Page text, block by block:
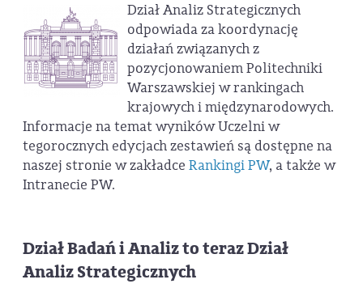
Dział Analiz Strategicznych
odpowiada za koordynację
działań związanych z
pozycjonowaniem Politechniki
Warszawskiej w rankingach
krajowych i międzynarodowych.
Informacje na temat wyników Uczelni w
tegorocznych edycjach zestawień są dostępne na
naszej stronie w zakładce Rankingi PW, a także w
Intranecie PW.
Dział Badań i Analiz to teraz Dział
Analiz Strategicznych